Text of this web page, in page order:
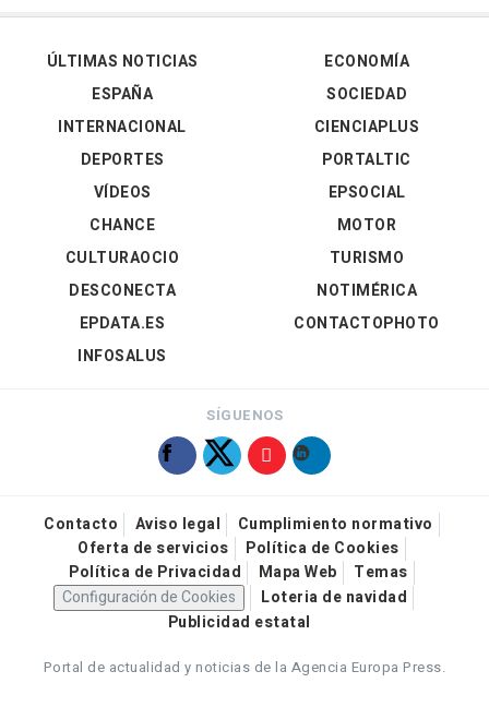
ÚLTIMAS NOTICIAS
ESPAÑA
INTERNACIONAL
DEPORTES
VÍDEOS
ECONOMÍA
SOCIEDAD
CIENCIAPLUS
PORTALTIC
EPSOCIAL
CHANCE
CULTURAOCIO
DESCONECTA
EPDATA.ES
INFOSALUS
MOTOR
TURISMO
NOTIMÉRICA
CONTACTOPHOTO
SÍGUENOS
Contacto Aviso legal
Cumplimiento normativo
Oferta de servicios
Política de Cookies
Política de Privacidad
Mapa Web
Temas
Configuración de Cookies
Loteria de navidad
Publicidad estatal
Portal de actualidad y noticias de la Agencia Europa Press.